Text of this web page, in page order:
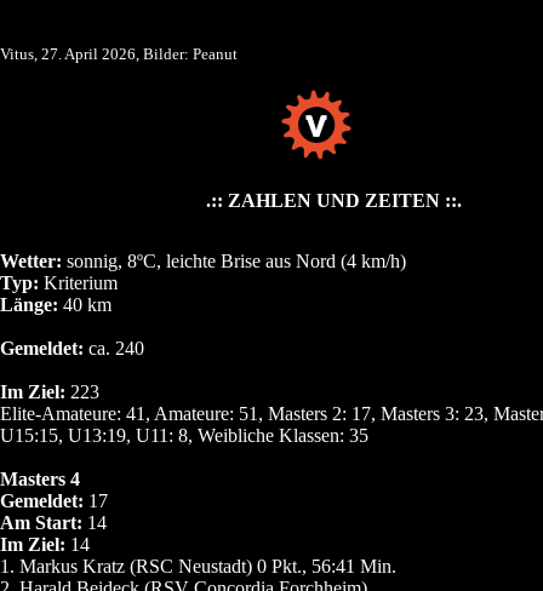
Vitus, 27. April 2026, Bilder: Peanut
.:: ZAHLEN UND ZEITEN ::.
Wetter: sonnig, 8ºC, leichte Brise aus Nord (4 km/h)
Typ: Kriterium
Länge: 40 km
Gemeldet: ca. 240
Im Ziel: 223
Elite-Amateure: 41, Amateure: 51, Masters 2: 17, Masters 3: 23,
U15:15, U13:19, U11: 8, Weibliche Klassen: 35
Masters 4
Gemeldet: 17
Am Start: 14
Im Ziel: 14
1. Markus Kratz (RSC Neustadt) 0 Pkt., 56:41 Min.